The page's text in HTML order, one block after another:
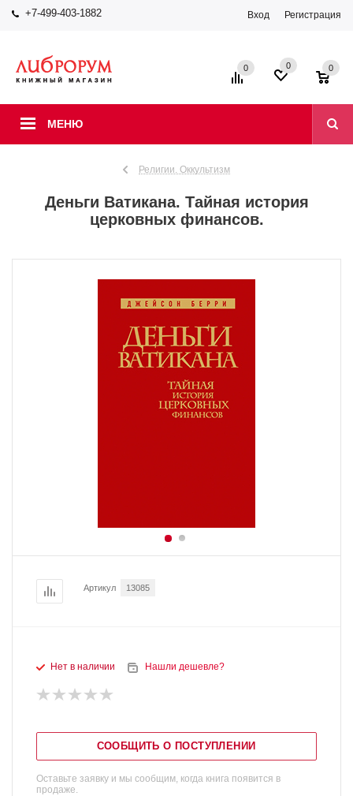
+7-499-403-1882 Вход Регистрация
МЕНЮ
0 0 0
Религии. Оккультизм
Деньги Ватикана. Тайная история
церковных финансов.
Артикул 13085
Нет в наличии Нашли дешевле?
СООБЩИТЬ О ПОСТУПЛЕНИИ
Оставьте заявку и мы сообщим, когда книга появится в
продаже.